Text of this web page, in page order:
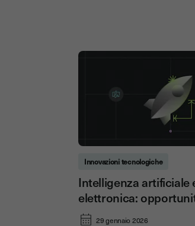
Innovazioni tecnologiche
Intelligenza artificiale
elettronica:
29 gennaio 2026